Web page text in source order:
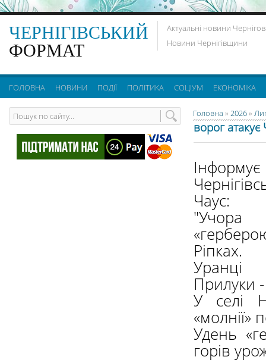
ЧЕРНІГІВСЬКИЙ
ФОРМАТ
Актуальні новини
Новини Чернігівщини
ГОЛОВНА НОВИНИ ПОДІЇ ПОЛІТИКА СОЦІУМ ЕКОНОМІКА
Головна » 2026»
ворог
Чаус:
Ріпках.
Уранці
Прилуки
У селі
«молнії»
Удень
горів